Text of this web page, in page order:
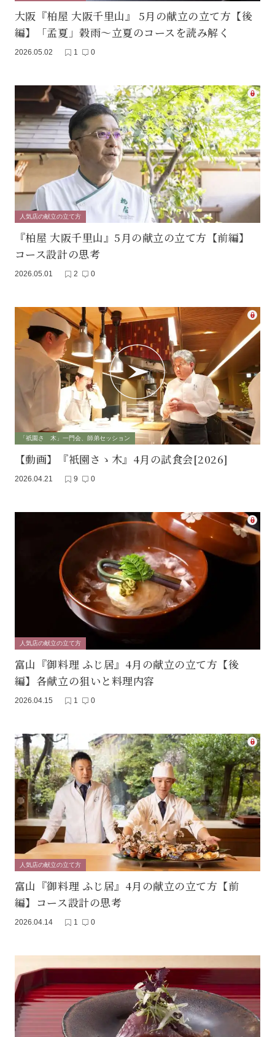
大阪『柏屋 大阪千里山』 5月の献立の立て方【後
編】「孟夏」穀雨〜立夏のコースを読み解く
2026.05.02 1 0
人気店の献立の立て方
『柏屋 大阪千里山』5月の献立の立て方【前編】
コース設計の思考
2026.05.01 2 0
「祇園さゝ木」一門会、師弟セッション
【動画】『衹園さゝ木』4月の試食会[2026]
2026.04.21 9 0
人気店の献立の立て方
富山『御料理 ふじ居』4月の献立の立て方【後
編】各献立の狙いと料理内容
2026.04.15 1 0
人気店の献立の立て方
富山『御料理 ふじ居』4月の献立の立て方【前
編】コース設計の思考
2026.04.14 1 0